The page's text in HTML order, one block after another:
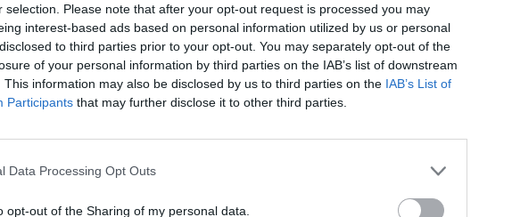
selection. Please note that after your opt-out request is processed you may
interest-based ads based on personal information utilized by us or personal
to third parties prior to your opt-out. You may separately opt-out of the
of your personal information by third parties on the IAB’s list of downstream
This information may also be disclosed by us to third parties on the IAB’s List of
Participants that may further disclose it to other third parties.
Data Processing Opt Outs
opt-out of the Sharing of my personal data.
αγοράς,Μάρθα Αγιονικολαϊτη, Γεωργία
Κερασιώτη, Παναγιώτης Ψυχογιός
συνεργασία με τον Δήμο Σπάρτης στις 22